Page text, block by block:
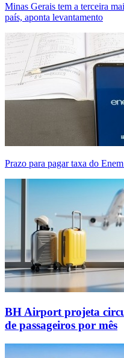
Minas Gerais tem a terceira
país, aponta levantamento
Prazo para pagar taxa do
BH Airport projeta
de passageiros por mês